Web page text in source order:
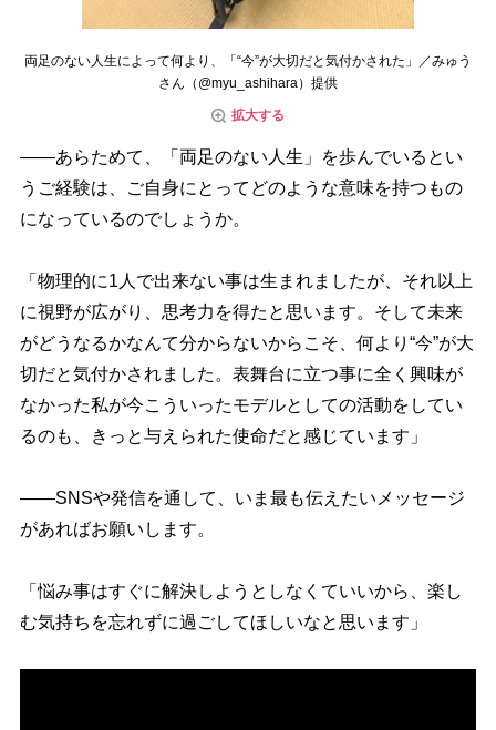
両足のない人生によって何より、「“今”が大切だと気付かされた」／みゅう
さん（@myu_ashihara）提供
拡大する
――あらためて、「両足のない人生」を歩んでいるとい
うご経験は、ご自身にとってどのような意味を持つもの
になっているのでしょうか。
「物理的に1人で出来ない事は生まれましたが、それ以上
に視野が広がり、思考力を得たと思います。そして未来
がどうなるかなんて分からないからこそ、何より“今”が大
切だと気付かされました。表舞台に立つ事に全く興味が
なかった私が今こういったモデルとしての活動をしてい
るのも、きっと与えられた使命だと感じています」
――SNSや発信を通して、いま最も伝えたいメッセージ
があればお願いします。
「悩み事はすぐに解決しようとしなくていいから、楽し
む気持ちを忘れずに過ごしてほしいなと思います」